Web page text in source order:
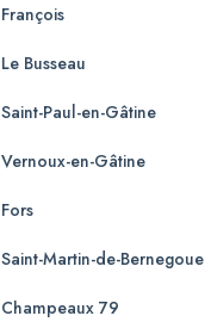
François
Le Busseau
Saint-Paul-en-Gâtine
Vernoux-en-Gâtine
Fors
Saint-Martin-de-Bernegoue
Champeaux 79